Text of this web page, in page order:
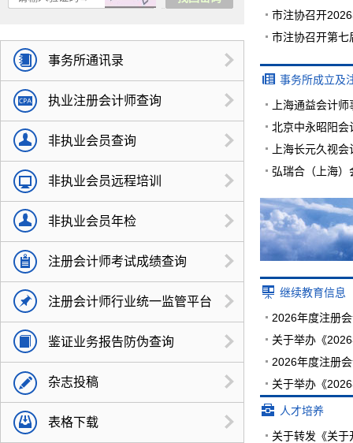
事务所通讯录
执业注册会计师查询
非执业会员查询
非执业会员远程培训
非执业会员年检
注册会计师考试成绩查询
注册会计师行业统一监管平台
鉴证业务报告防伪查询
杂志投稿
表格下载
市注协召开
市注协召开第七
事务所成立及
上海通益会计
上海长元久视
继续教育信息
人才培养
关于转发《关